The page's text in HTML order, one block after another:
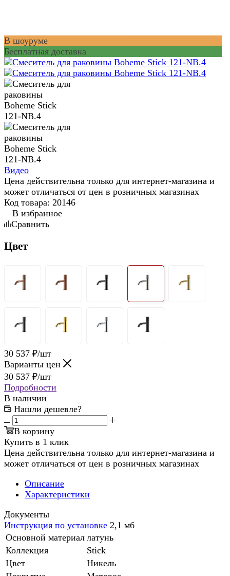
В шоуруме
Бесплатная доставка
Видео
Цена действительна только для интернет-магазина и
может отличаться от цен в розничных магазинах
Код товара: 20146
В избранное
Сравнить
Цвет
30 537 ₽/шт
Варианты цен
30 537 ₽/шт
Подробности
В наличии
Нашли дешевле?
В корзину
Купить в 1 клик
Цена действительна только для интернет-магазина и
может отличаться от цен в розничных магазинах
Описание
Характеристики
Документы
Инструкция по установке 2,1 мб
Основной материал латунь
Коллекция
Stick
Цвет
Никель